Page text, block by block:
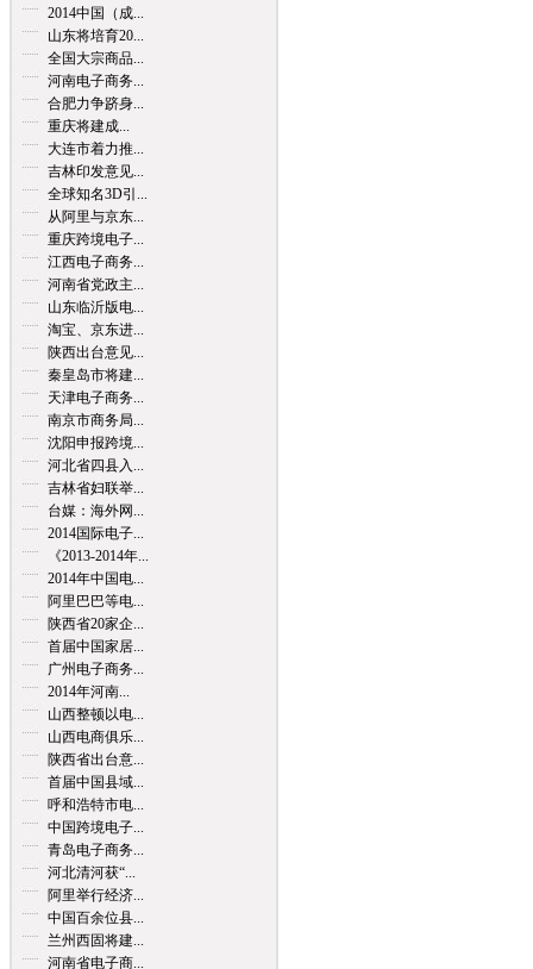
2014中国（成...
山东将培育20...
全国大宗商品...
河南电子商务...
合肥力争跻身...
重庆将建成...
大连市着力推...
吉林印发意见...
全球知名3D引...
从阿里与京东...
重庆跨境电子...
江西电子商务...
河南省党政主...
山东临沂版电...
淘宝、京东进...
陕西出台意见...
秦皇岛市将建...
天津电子商务...
南京市商务局...
沈阳申报跨境...
河北省四县入...
吉林省妇联举...
台媒：海外网...
2014国际电子...
《2013-2014年...
2014年中国电...
阿里巴巴等电...
陕西省20家企...
首届中国家居...
广州电子商务...
2014年河南...
山西整顿以电...
山西电商俱乐...
陕西省出台意...
首届中国县域...
呼和浩特市电...
中国跨境电子...
青岛电子商务...
河北清河获“...
阿里举行经济...
中国百余位县...
兰州西固将建...
河南省电子商...